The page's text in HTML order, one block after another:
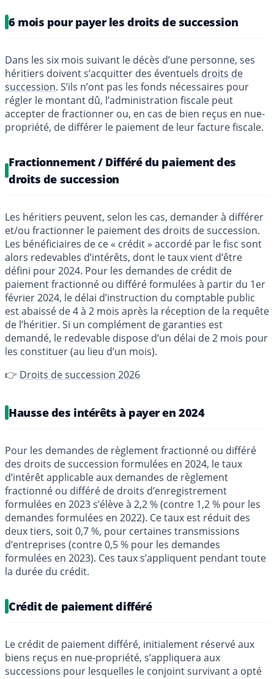
6 mois pour payer les droits de succession
Dans les six mois suivant le décès d’une personne, ses
héritiers doivent s’acquitter des éventuels droits de
succession. S’ils n’ont pas les fonds nécessaires pour
régler le montant dû, l’administration fiscale peut
accepter de fractionner ou, en cas de bien reçus en nue-
propriété, de différer le paiement de leur facture fiscale.
Fractionnement / Différé du paiement des
droits de succession
Les héritiers peuvent, selon les cas, demander à différer
et/ou fractionner le paiement des droits de succession.
Les bénéficiaires de ce « crédit » accordé par le fisc sont
alors redevables d’intérêts, dont le taux vient d’être
défini pour 2024. Pour les demandes de crédit de
paiement fractionné ou différé formulées à partir du 1er
février 2024, le délai d’instruction du comptable public
est abaissé de 4 à 2 mois après la réception de la requête
de l’héritier. Si un complément de garanties est
demandé, le redevable dispose d’un délai de 2 mois pour
les constituer (au lieu d’un mois).
👉 Droits de succession 2026
Hausse des intérêts à payer en 2024
Pour les demandes de règlement fractionné ou différé
des droits de succession formulées en 2024, le taux
d’intérêt applicable aux demandes de règlement
fractionné ou différé de droits d’enregistrement
formulées en 2023 s’élève à 2,2 % (contre 1,2 % pour les
demandes formulées en 2022). Ce taux est réduit des
deux tiers, soit 0,7 %, pour certaines transmissions
d’entreprises (contre 0,5 % pour les demandes
formulées en 2023). Ces taux s’appliquent pendant toute
la durée du crédit.
Crédit de paiement différé
Le crédit de paiement différé, initialement réservé aux
biens reçus en nue-propriété, s’appliquera aux
successions pour lesquelles le conjoint survivant a opté